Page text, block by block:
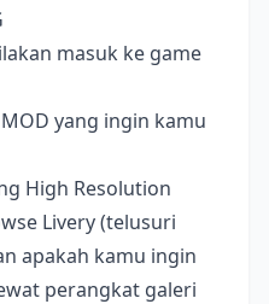
masuk ke game
yang ingin kamu
High Resolution
Livery (telusuri
apakah kamu ingin
perangkat galeri